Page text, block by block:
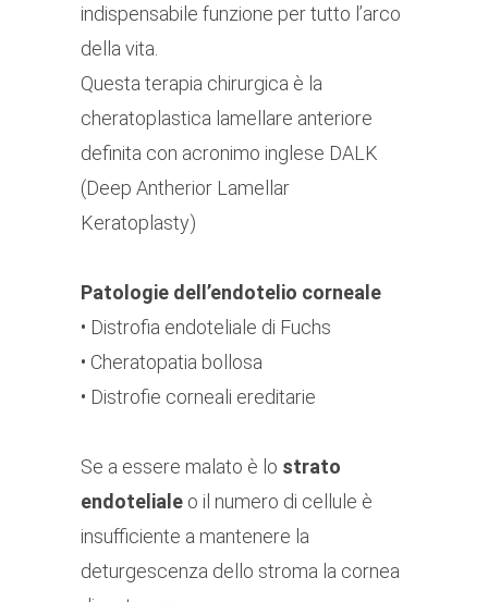
indispensabile funzione per tutto l’arco
della vita.
Questa terapia chirurgica è la
cheratoplastica lamellare anteriore
definita con acronimo inglese DALK
(Deep Antherior Lamellar
Keratoplasty)
Patologie dell’endotelio corneale
• Distrofia endoteliale di Fuchs
• Cheratopatia bollosa
• Distrofie corneali ereditarie
Se a essere malato è lo strato
endoteliale o il numero di cellule è
insufficiente a mantenere la
deturgescenza dello stroma la cornea